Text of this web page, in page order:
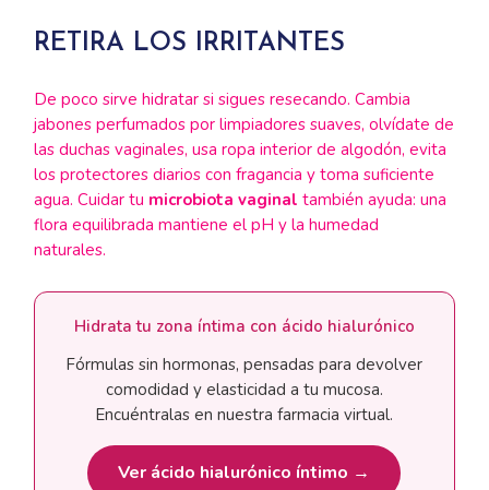
RETIRA LOS IRRITANTES
De poco sirve hidratar si sigues resecando. Cambia
jabones perfumados por limpiadores suaves, olvídate de
las duchas vaginales, usa ropa interior de algodón, evita
los protectores diarios con fragancia y toma suficiente
agua. Cuidar tu microbiota vaginal también ayuda: una
flora equilibrada mantiene el pH y la humedad
naturales.
Hidrata tu zona íntima con ácido hialurónico
Fórmulas sin hormonas, pensadas para devolver
comodidad y elasticidad a tu mucosa.
Encuéntralas en nuestra farmacia virtual.
Ver ácido hialurónico íntimo →